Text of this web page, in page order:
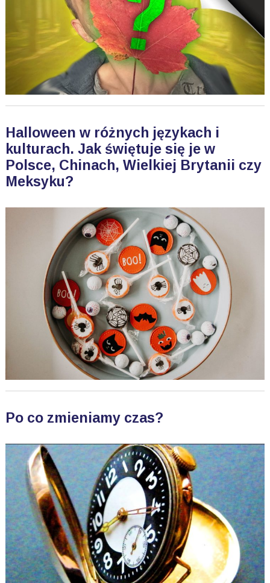
Halloween w różnych językach i
kulturach. Jak świętuje się je w
Polsce, Chinach, Wielkiej Brytanii czy
Meksyku?
Po co zmieniamy czas?